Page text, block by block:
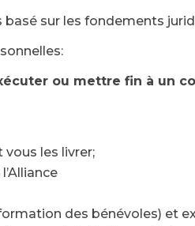
sur les fondements
ou mettre fin à un
les livrer;
des bénévoles) et